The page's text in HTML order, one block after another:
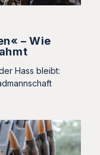
– Wie
Hass bleibt: